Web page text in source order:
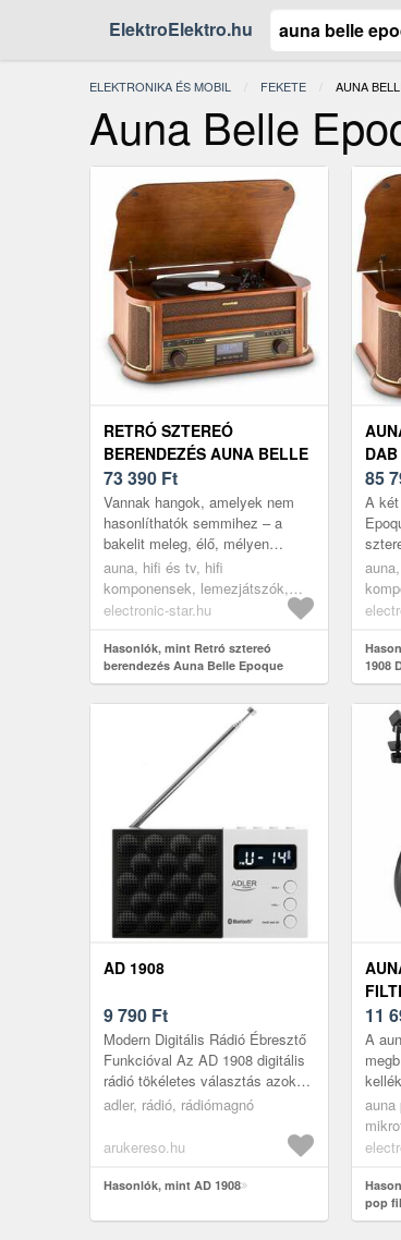
ElektroElektro.hu
ELEKTRONIKA ÉS MOBIL FEKETE AUNA
Auna Belle
RETRÓ SZTEREÓ
BERENDEZÉS AUNA BELLE
EPOQUE 1908, USB, CD,
MP3
73 390 Ft
Vannak hangok, amelyek nem
hasonlíthatók semmihez – a
bakelit meleg, élő, mélyen
emberi hangzása ilyen. Az Auna
Belle Epoque 1908 ezt az
élményt ho...
auna, hifi és tv, hifi
komponensek, lemezjátszók,
retro lemezjátszók
electronic-star.hu
Hasonlók, mint Retró sztereó
berendezés Auna Belle Epoque
1908, USB, CD, MP3
85
A
retro
1908
AD 1908
9 790 Ft
Modern Digitális Rádió Ébresztő
Funkcióval Az AD 1908 digitális
rádió tökéletes választás azok
számára, akik stílusos és
adler, rádió, rádiómagnó
arukereso.hu
Hasonlók, mint AD 1908
11
A
auna
pop